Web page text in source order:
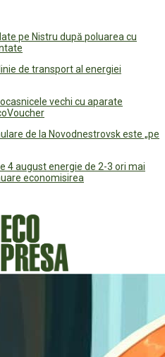
pe Nistru după poluarea cu
de transport al energiei
vechi cu aparate
de la Novodnestrovsk este „pe
4 august energie de 2-3 ori mai
economisirea